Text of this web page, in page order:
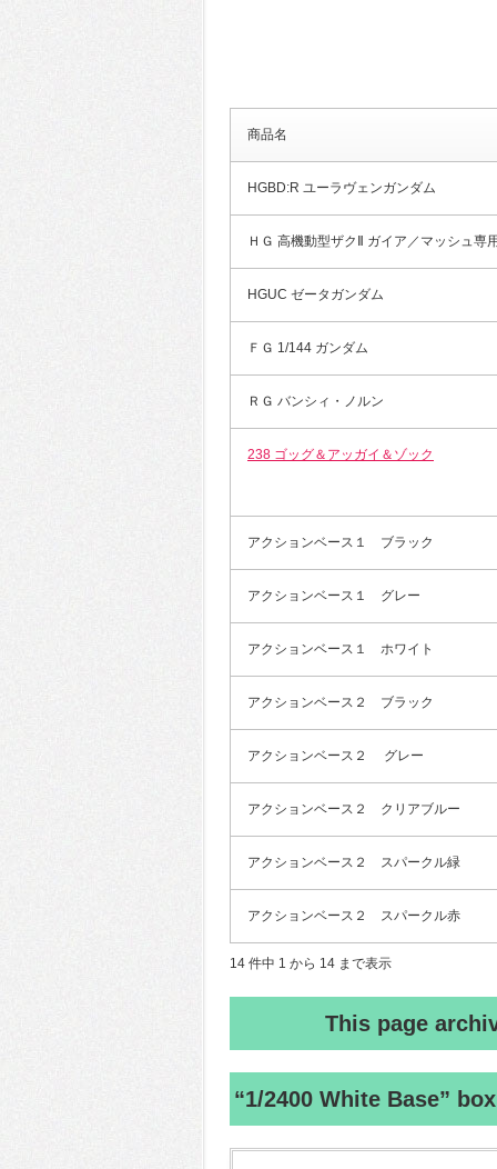
商品名
HGBD:R ユーラヴェンガンダム
ＨＧ 高機動型ザクⅡ ガイア／マッシュ専
HGUC ゼータガンダム
ＦＧ 1/144 ガンダム
ＲＧ バンシィ・ノルン
238 ゴッグ＆アッガイ＆ゾック
アクションベース１ ブラック
アクションベース１ グレー
アクションベース１ ホワイト
アクションベース２ ブラック
アクションベース２ グレー
アクションベース２ クリアブルー
アクションベース２ スパークル緑
アクションベース２ スパークル赤
14 件中 1 から 14 まで表示
This page
“1/2400 White Base”